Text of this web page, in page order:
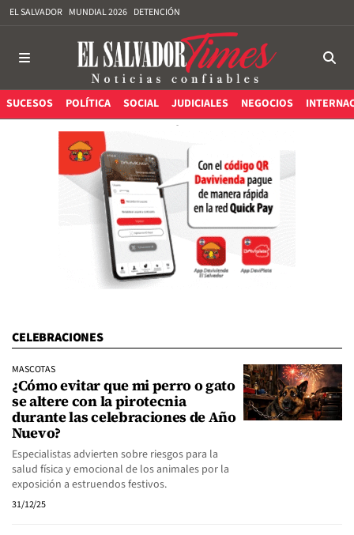
EL SALVADOR MUNDIAL 2026 DETENCIÓN
SUCESOS POLÍTICA SOCIAL JUDICIALES NEGOCIOS
CELEBRACIONES
MASCOTAS
¿Cómo evitar que mi perro o gato
se altere con la pirotecnia
durante las celebraciones de Año
Nuevo?
Especialistas advierten sobre riesgos para la
salud física y emocional de los animales por la
exposición a estruendos festivos.
31/12/25